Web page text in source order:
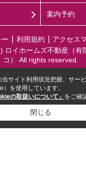
案内予約
利用規約 アクセス
ロイホームズ不動産（有
コ） All rights reserved.
サイト利用状況把握、サー
を使用しています。
の取扱いについて」 をご確
閉じる